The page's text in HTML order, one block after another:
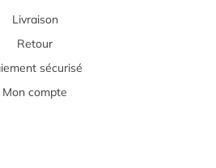
Livraison
Retour
sécurisé
Mon compte